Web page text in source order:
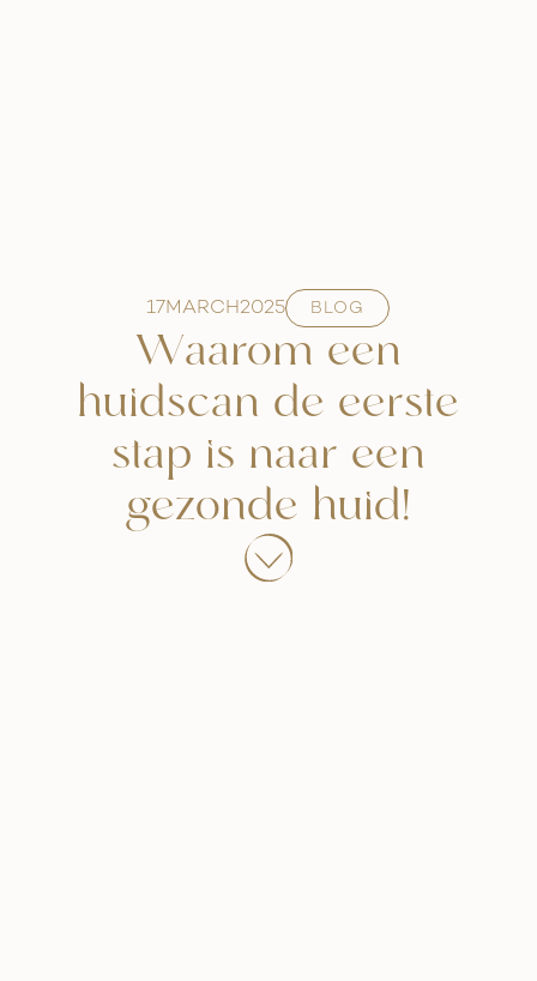
17MARCH2025 BLOG
Waarom een
huidscan de eerste
stap is naar een
gezonde huid!